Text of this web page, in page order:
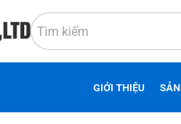
GIỚI THIỆU